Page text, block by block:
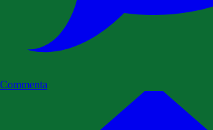
Commenta